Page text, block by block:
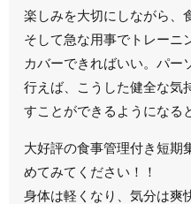
楽しみを大切にしながら、
そして急な用事でトレーニ
カバーできればいい。パー
行えば、こうした健全な気
すことができるようになる
大好評の食事管理付き短期
めてみてください！！
身体は軽くなり、気分は爽